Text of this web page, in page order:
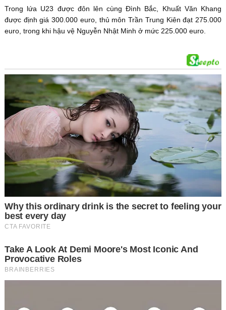
Trong lứa U23 được đôn lên cùng Đình Bắc, Khuất Văn Khang
được định giá 300.000 euro, thủ môn Trần Trung Kiên đạt 275.000
euro, trong khi hậu vệ Nguyễn Nhật Minh ở mức 225.000 euro.